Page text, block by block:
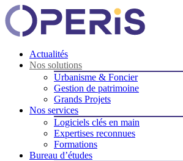
Actualités
Nos solutions
Urbanisme & Foncier
Gestion de patrimoine
Grands Projets
Nos services
Logiciels clés en main
Expertises reconnues
Formations
Bureau d’études